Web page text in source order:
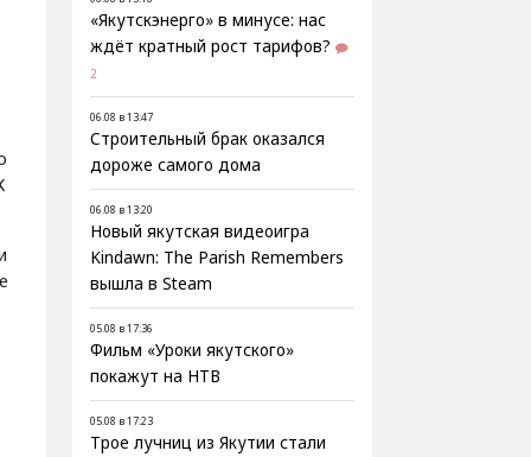
«Якутскэнерго» в минусе: нас
ждёт кратный рост тарифов?
2
06.08 в 13:47
Строительный брак оказался
дороже самого дома
06.08 в 13:20
Новый якутская видеоигра
Kindawn: The Parish Remembers
вышла в Steam
05.08 в 17:36
Фильм «Уроки якутского»
покажут на НТВ
05.08 в 17:23
Трое лучниц из Якутии стали